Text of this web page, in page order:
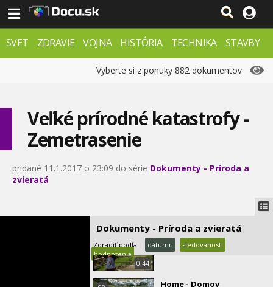
SVET ZDRAVIE VOJNA HISTÓRIA TECHNIKA
STAVBY
VESMÍR KRIMI FX
Vyberte si z ponuky 882 dokumentov
Veľké prírodné katastrofy -
Zemetrasenie
pridané 11.1.2017 o 23:09 do série Dokumenty - Príroda a
zvieratá
Dokumenty - Príroda a zvieratá
Zoradiť podľa: dátumu
sledovanosti
hodnotenia
Černobylský prírodopis
93.
10 strašidelných vecí v
0:57
94.
Tajomstvá indické
divočiny - Tigria džungla
0:44
97. Krajina - Nórsko
Home - Domov